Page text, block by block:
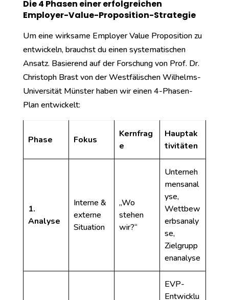
Die 4 Phasen einer erfolgreichen
Employer-Value-Proposition-Strategie
Um eine wirksame Employer Value Proposition zu
entwickeln, brauchst du einen systematischen
Ansatz. Basierend auf der Forschung von Prof. Dr.
Christoph Brast von der Westfälischen Wilhelms-
Universität Münster haben wir einen 4-Phasen-
Plan entwickelt:
Phase Fokus
Kernfrag
e
Hauptak
tivitäten
1.
Analyse
Interne &
externe
Situation
„Wo
stehen
wir?“
Unterneh
mensanal
yse,
Wettbew
erbsanaly
se,
Zielgrupp
enanalyse
EVP-
Entwicklu